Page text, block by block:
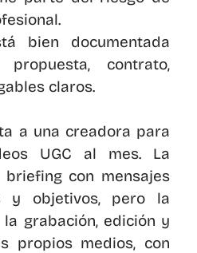
bien documentada
contrato,
claros.
a una creadora para
UGC al mes. La
con mensajes
y objetivos, pero la
grabación, edición y
propios medios, con